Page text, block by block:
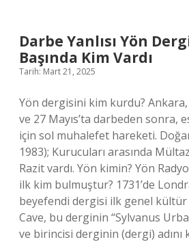
Darbe Yanlısı Yön
Başında Kim Vardı
Tarih: Mart 21, 2025
Yön dergisini kim kurdu? Ankara,
ve 27 Mayıs’ta darbeden sonra,
için sol muhalefet hareketi.
1983); Kurucuları arasında
Razit vardı. Yön kimin? Yön
ilk kim bulmuştur? 1731’de
beyefendi dergisi ilk genel kültür
Cave, bu derginin “Sylvanus
ve birincisi derginin (dergi) adını